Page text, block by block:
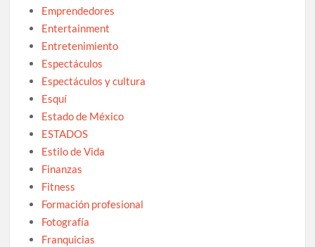
Emprendedores
Entertainment
Entretenimiento
Espectáculos
Espectáculos y cultura
Esquí
Estado de México
ESTADOS
Estilo de Vida
Finanzas
Fitness
Formación profesional
Fotografía
Franquicias